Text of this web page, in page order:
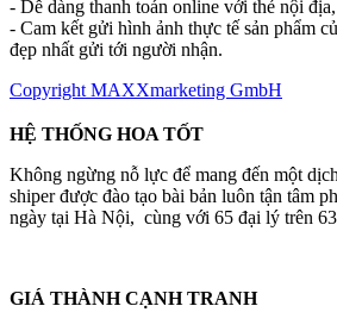
- Dễ dàng thanh toán online với thẻ nội
- Cam kết gửi hình ảnh thực tế sản phẩm
đẹp nhất gửi tới người nhận.
Copyright MAXXmarketing GmbH
HỆ THỐNG HOA TỐT
Không ngừng nỗ lực để mang đến một
shiper được đào tạo bài bản luôn tận tâm
ngày tại Hà Nội, cùng với 65 đại lý trên
GIÁ THÀNH CẠNH TRANH